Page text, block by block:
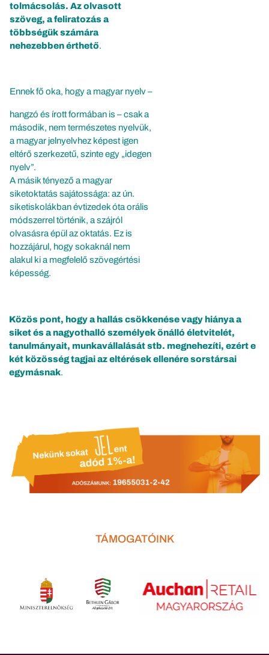
tolmácsolás. Az olvasott
szöveg, a feliratozás a
többségük számára
nehezebben érthető.
Ennek fő oka, hogy a magyar nyelv –
hangzó és írott formában is – csak a
második, nem természetes nyelvük,
a magyar jelnyelvhez képest igen
eltérő szerkezetű, szinte egy „idegen
nyelv”.
A másik tényező a magyar
siketoktatás sajátossága: az ún.
siketiskolákban évtizedek óta orális
módszerrel történik, a szájról
olvasásra épül az oktatás. Ez is
hozzájárul, hogy sokaknál nem
alakul ki a megfelelő szövegértési
képesség.
Közös pont, hogy a hallás csökkenése vagy hiánya a
siket és a nagyothalló személyek önálló életvitelét,
tanulmányait, munkavállalását stb. megnehezíti, ezért e
két közösség tagjai az eltérések ellenére sorstársai
egymásnak.
TÁMOGATÓINK